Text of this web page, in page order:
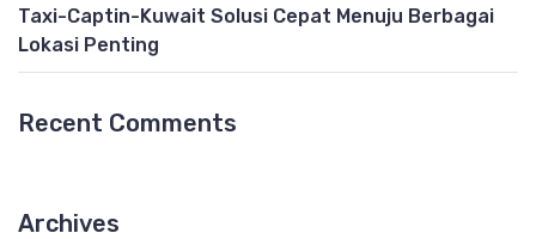
Taxi-Captin-Kuwait Solusi Cepat Menuju Berbagai
Lokasi Penting
Recent Comments
Archives